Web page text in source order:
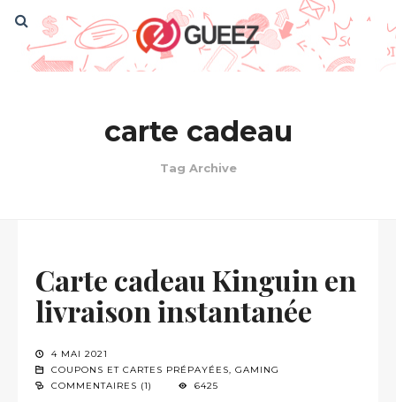
carte cadeau
Tag Archive
Carte cadeau Kinguin en
livraison instantanée
4 MAI 2021
COUPONS ET CARTES PRÉPAYÉES, GAMING
COMMENTAIRES (1)
6425